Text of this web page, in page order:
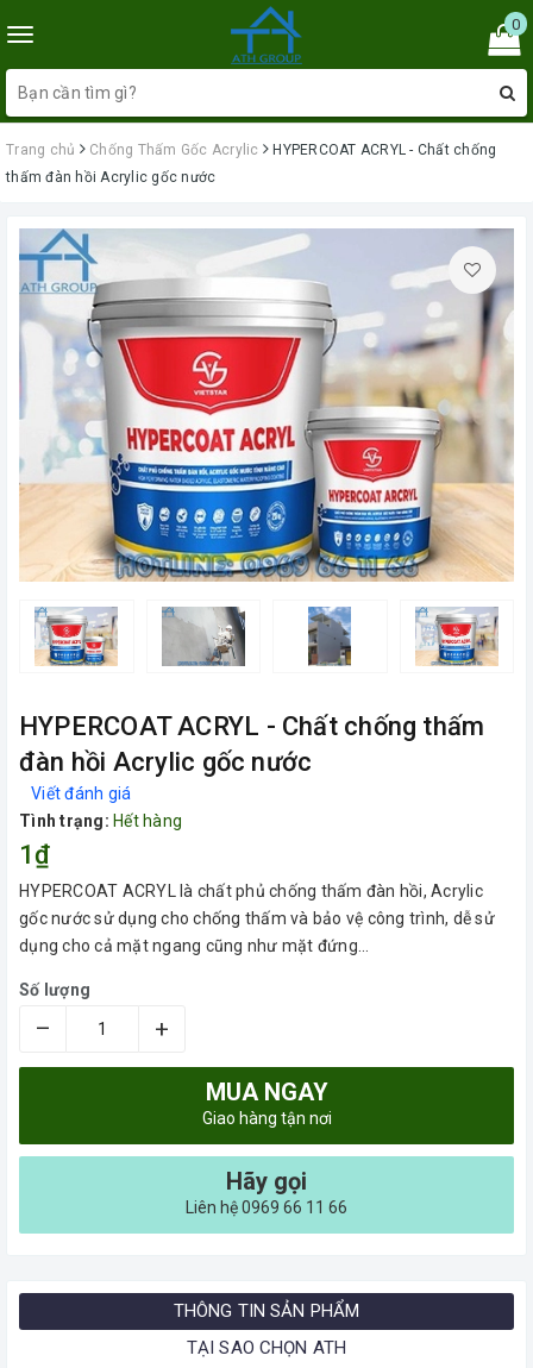
Toggle
navigation
0
Trang chủ Chống Thấm Gốc Acrylic
HYPERCOAT ACRYL - Chất chống
thấm đàn hồi Acrylic gốc nước
HYPERCOAT ACRYL - Chất chống thấm
đàn hồi Acrylic gốc nước
Viết đánh giá
Tình trạng: Hết hàng
1₫
HYPERCOAT ACRYL là chất phủ chống thấm đàn hồi, Acrylic
gốc nước sử dụng cho chống thấm và bảo vệ công trình, dễ sử
dụng cho cả mặt ngang cũng như mặt đứng...
Số lượng
– +
MUA NGAY
Giao hàng tận nơi
Hãy gọi
Liên hệ 0969 66 11 66
THÔNG TIN SẢN PHẨM
TẠI SAO CHỌN ATH